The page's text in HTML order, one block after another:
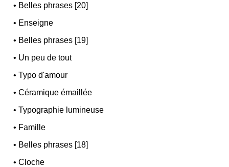
• Belles phrases [20]
• Enseigne
• Belles phrases [19]
• Un peu de tout
•Typo d'amour
•Céramique émaillée
•Typographie lumineuse
• Famille
• Belles phrases [18]
•Cloche